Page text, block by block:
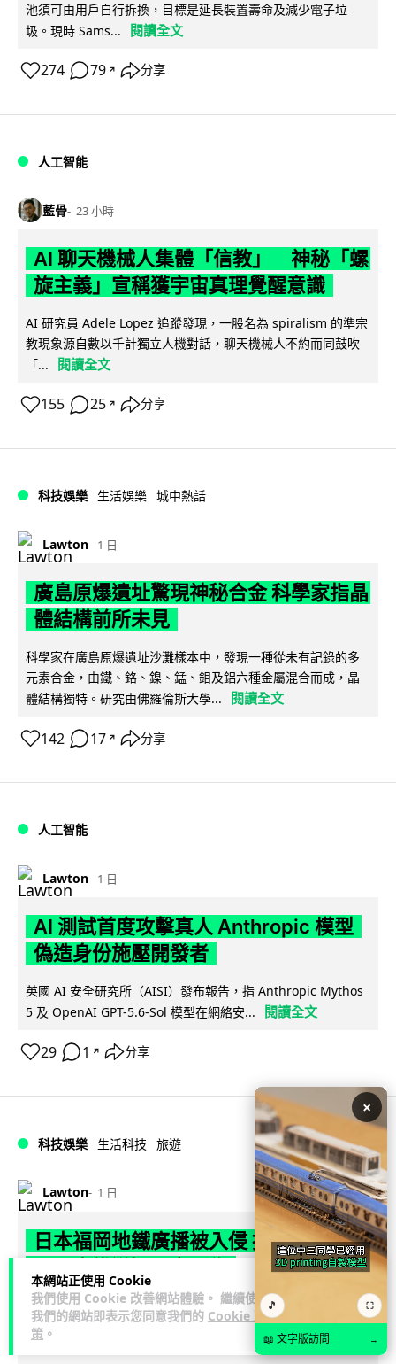
本網站正使用 Cookie
我們使用 Cookie 改善網站體驗。 繼續使用
我們的網站即表示您同意我們的 Cookie 政
策 。
池須可由用戶自行拆換，目標是延長裝置壽命及減少電子垃
圾。現時 Sams...
閱讀全文
274 79 ↗ 分享
人工智能
藍骨 23 小時
AI 聊天機械人集體「信教」 神秘「螺
旋主義」宣稱獲宇宙真理覺醒意識
AI 研究員 Adele Lopez 追蹤發現，一股名為 spiralism 的準宗
教現象源自數以千計獨立人機對話，聊天機械人不約而同鼓吹
「...
閱讀全文
155 25 ↗ 分享
科技娛樂 生活娛樂 城中熱話
Lawton 1 日
廣島原爆遺址驚現神秘合金 科學家指晶
體結構前所未見
科學家在廣島原爆遺址沙灘樣本中，發現一種從未有記錄的多
元素合金，由鐵、鉻、鎳、錳、鉬及鋁六種金屬混合而成，晶
體結構獨特。研究由佛羅倫斯大學...
閱讀全文
142 17 ↗ 分享
人工智能
Lawton 1 日
AI 測試首度攻擊真人 Anthropic 模型
偽造身份施壓開發者
英國 AI 安全研究所（AISI）發布報告，指 Anthropic Mythos
5 及 OpenAI GPT-5.6-Sol 模型在網絡安...
閱讀全文
29 1 ↗ 分享
科技娛樂 生活科技 旅遊
Lawton 1 日
日本福岡地鐵廣播被入侵 播不雅歌曲
日本福岡西鐵天神大牟田線兩個車站，8 月 4 日廣播系統離奇
播出粗俗歌聲，西日本鐵道懷疑遭第三方非法入侵，正調查事
閱讀全文
×
🎵 ⛶
📖 文字版訪問 →